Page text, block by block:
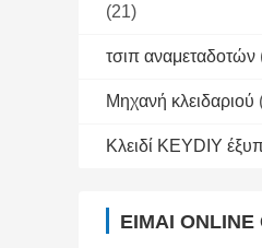
(21)
τσιπ αναμεταδοτών
Μηχανή κλειδαριού
Κλειδί KEYDIY
ΕΊΜΑΙ ONLINE